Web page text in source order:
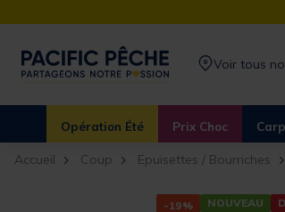
Voir tous
Opération Été Prix Choc
Accueil Coup Epuisettes / Bourriches
-19% NOUVEAU